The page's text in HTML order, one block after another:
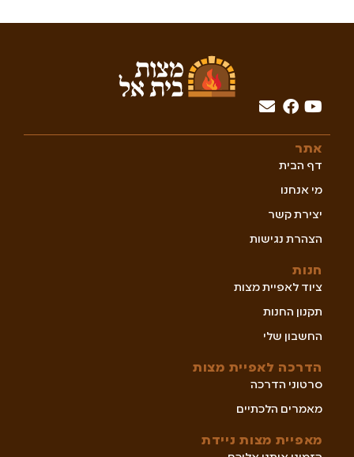
אתר
דף הבית
מי אנחנו
יצירת קשר
הצהרת נגישות
חנות
ציוד לאפיית מצות
תקנון החנות
החשבון שלי
הדרכה לאפיית מצות
סרטוני הדרכה
מאמרים הלכתיים
מאפיית מצות ניידת